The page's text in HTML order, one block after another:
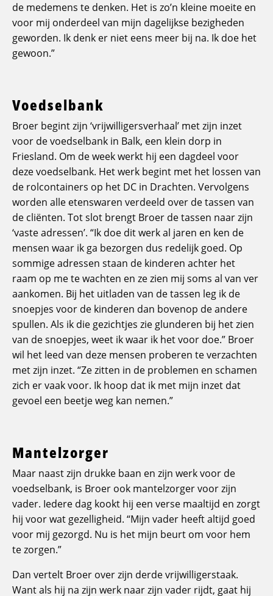
de medemens te denken. Het is zo’n kleine moeite en
voor mij onderdeel van mijn dagelijkse bezigheden
geworden. Ik denk er niet eens meer bij na. Ik doe het
gewoon.”
Voedselbank
Broer begint zijn ‘vrijwilligersverhaal’ met zijn inzet
voor de voedselbank in Balk, een klein dorp in
Friesland. Om de week werkt hij een dagdeel voor
deze voedselbank. Het werk begint met het lossen van
de rolcontainers op het DC in Drachten. Vervolgens
worden alle etenswaren verdeeld over de tassen van
de cliënten. Tot slot brengt Broer de tassen naar zijn
‘vaste adressen’. “Ik doe dit werk al jaren en ken de
mensen waar ik ga bezorgen dus redelijk goed. Op
sommige adressen staan de kinderen achter het
raam op me te wachten en ze zien mij soms al van ver
aankomen. Bij het uitladen van de tassen leg ik de
snoepjes voor de kinderen dan bovenop de andere
spullen. Als ik die gezichtjes zie glunderen bij het zien
van de snoepjes, weet ik waar ik het voor doe.” Broer
wil het leed van deze mensen proberen te verzachten
met zijn inzet. “Ze zitten in de problemen en schamen
zich er vaak voor. Ik hoop dat ik met mijn inzet dat
gevoel een beetje weg kan nemen.”
Mantelzorger
Maar naast zijn drukke baan en zijn werk voor de
voedselbank, is Broer ook mantelzorger voor zijn
vader. Iedere dag kookt hij een verse maaltijd en zorgt
hij voor wat gezelligheid. “Mijn vader heeft altijd goed
voor mij gezorgd. Nu is het mijn beurt om voor hem
te zorgen.”
Dan vertelt Broer over zijn derde vrijwilligerstaak.
Want als hij na zijn werk naar zijn vader rijdt, gaat hij